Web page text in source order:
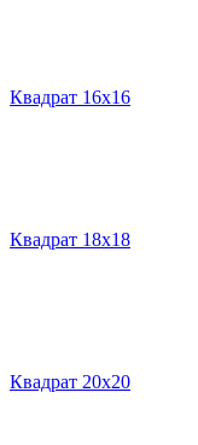
Квадрат 16х16
Квадрат 18х18
Квадрат 20х20